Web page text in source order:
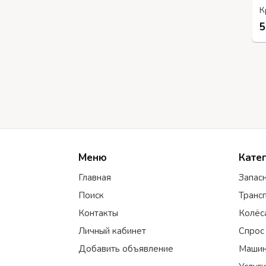
Меню
Главная
Поиск
Контакты
Личный кабинет
Добавить объявление
Спрос